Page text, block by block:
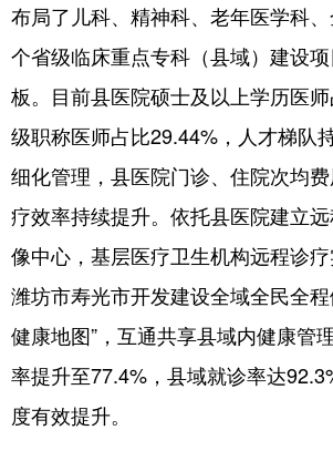
布局了儿科、精神科、老年医学科
个省级临床重点专科（县域）建设
板。目前县医院硕士及以上学历医
级职称医师占比29.44%，人才梯队
细化管理，县医院门诊、住院次均
疗效率持续提升。依托县医院建立
像中心，基层医疗卫生机构远程诊
潍坊市寿光市开发建设全域全民全
健康地图”，互通共享县域内健康管
率提升至77.4%，县域就诊率达
度有效提升。